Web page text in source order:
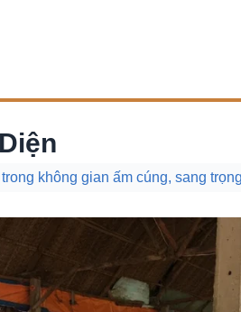
không gian ấm cúng, sang